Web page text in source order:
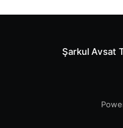
Şarkul Avsat